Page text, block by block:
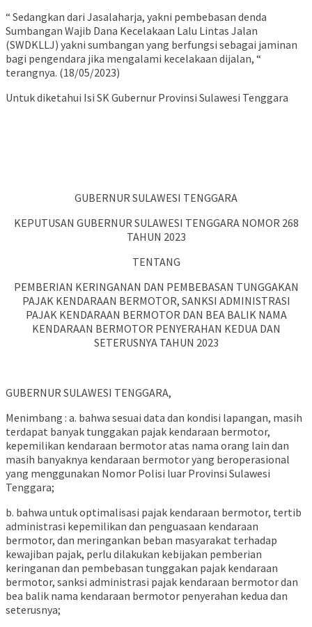
“ Sedangkan dari Jasalaharja, yakni pembebasan denda
Sumbangan Wajib Dana Kecelakaan Lalu Lintas Jalan
(SWDKLLJ) yakni sumbangan yang berfungsi sebagai jaminan
bagi pengendara jika mengalami kecelakaan dijalan, “
terangnya. (18/05/2023)
Untuk diketahui Isi SK Gubernur Provinsi Sulawesi Tenggara
GUBERNUR SULAWESI TENGGARA
KEPUTUSAN GUBERNUR SULAWESI TENGGARA NOMOR 268
TAHUN 2023
TENTANG
PEMBERIAN KERINGANAN DAN PEMBEBASAN TUNGGAKAN
PAJAK KENDARAAN BERMOTOR, SANKSI ADMINISTRASI
PAJAK KENDARAAN BERMOTOR DAN BEA BALIK NAMA
KENDARAAN BERMOTOR PENYERAHAN KEDUA DAN
SETERUSNYA TAHUN 2023
GUBERNUR SULAWESI TENGGARA,
Menimbang : a. bahwa sesuai data dan kondisi lapangan, masih
terdapat banyak tunggakan pajak kendaraan bermotor,
kepemilikan kendaraan bermotor atas nama orang lain dan
masih banyaknya kendaraan bermotor yang beroperasional
yang menggunakan Nomor Polisi luar Provinsi Sulawesi
Tenggara;
b. bahwa untuk optimalisasi pajak kendaraan bermotor, tertib
administrasi kepemilikan dan penguasaan kendaraan
bermotor, dan meringankan beban masyarakat terhadap
kewajiban pajak, perlu dilakukan kebijakan pemberian
keringanan dan pembebasan tunggakan pajak kendaraan
bermotor, sanksi administrasi pajak kendaraan bermotor dan
bea balik nama kendaraan bermotor penyerahan kedua dan
seterusnya;